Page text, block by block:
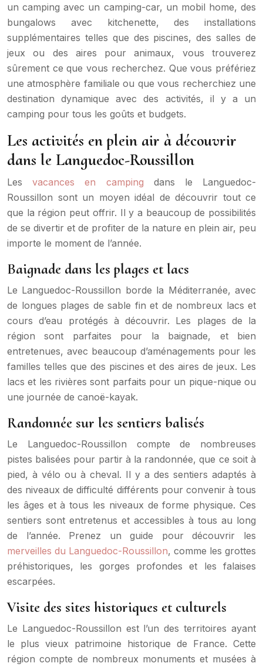
un camping avec un camping-car, un mobil home, des
bungalows avec kitchenette, des installations
supplémentaires telles que des piscines, des salles de
jeux ou des aires pour animaux, vous trouverez
sûrement ce que vous recherchez. Que vous préfériez
une atmosphère familiale ou que vous recherchiez une
destination dynamique avec des activités, il y a un
camping pour tous les goûts et budgets.
Les activités en plein air à découvrir
dans le Languedoc-Roussillon
Lesvacances en camping dans le Languedoc-
Roussillon sont un moyen idéal de découvrir tout ce
que la région peut offrir. Il y a beaucoup de possibilités
de se divertir et de profiter de la nature en plein air, peu
importe le moment de l’année.
Baignade dans les plages et lacs
Le Languedoc-Roussillon borde la Méditerranée, avec
de longues plages de sable fin et de nombreux lacs et
cours d’eau protégés à découvrir. Les plages de la
région sont parfaites pour la baignade, et bien
entretenues, avec beaucoup d’aménagements pour les
familles telles que des piscines et des aires de jeux. Les
lacs et les rivières sont parfaits pour un pique-nique ou
une journée de canoë-kayak.
Randonnée sur les sentiers balisés
Le Languedoc-Roussillon compte de nombreuses
pistes balisées pour partir à la randonnée, que ce soit à
pied, à vélo ou à cheval. Il y a des sentiers adaptés à
des niveaux de difficulté différents pour convenir à tous
les âges et à tous les niveaux de forme physique. Ces
sentiers sont entretenus et accessibles à tous au long
de l’année. Prenez un guide pour découvrir les
merveilles du Languedoc-Roussillon, comme les grottes
préhistoriques, les gorges profondes et les falaises
escarpées.
Visite des sites historiques et culturels
Le Languedoc-Roussillon est l’un des territoires ayant
le plus vieux patrimoine historique de France. Cette
région compte de nombreux monuments et musées à